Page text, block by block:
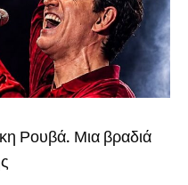
Ρουβά. Μια βραδιά